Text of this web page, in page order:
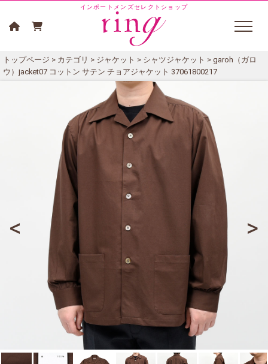
インポートメンズセレクトショップ
トップページ > カテゴリ > ジャケット > シャツジャケット > garoh（ガロ
ウ）jacket07 コットン サテン チョアジャケット 37061800217